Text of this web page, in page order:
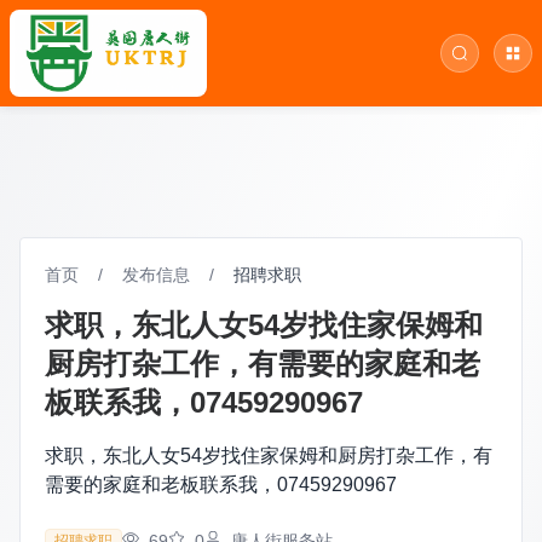
首页 / 发布信息 / 招聘求职
求职，东北人女54岁找住家保姆和
厨房打杂工作，有需要的家庭和老
板联系我，07459290967
求职，东北人女54岁找住家保姆和厨房打杂工作，有
需要的家庭和老板联系我，07459290967